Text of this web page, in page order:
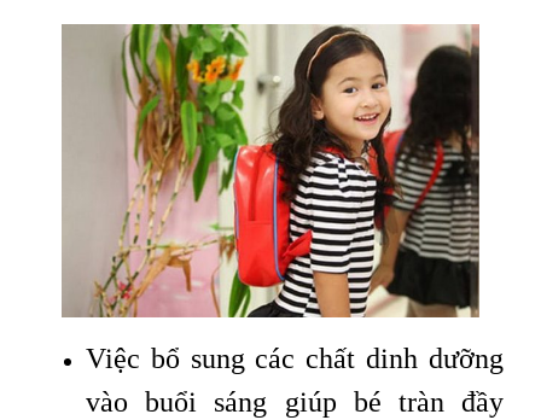
Việc bổ sung các chất dinh dưỡng
vào buổi sáng giúp bé tràn đầy